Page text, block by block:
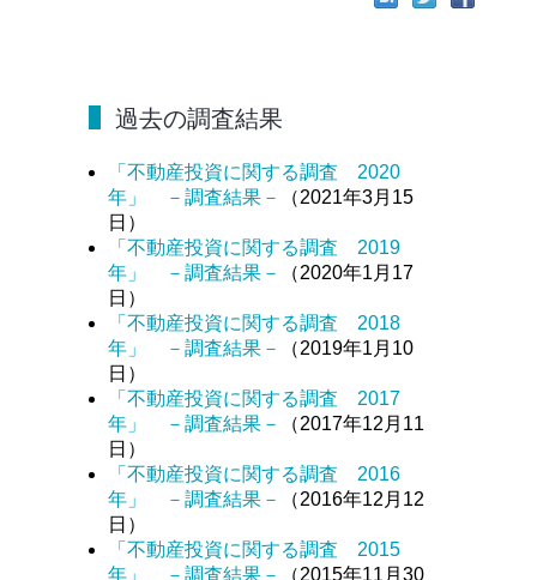
過去の調査結果
「不動産投資に関する調査 2020
年」 －調査結果－
（2021年3月15
日）
「不動産投資に関する調査 2019
年」 －調査結果－
（2020年1月17
日）
「不動産投資に関する調査 2018
年」 －調査結果－
（2019年1月10
日）
「不動産投資に関する調査 2017
年」 －調査結果－
（2017年12月11
日）
「不動産投資に関する調査 2016
年」 －調査結果－
（2016年12月12
日）
「不動産投資に関する調査 2015
年」 －調査結果－
（2015年11月30